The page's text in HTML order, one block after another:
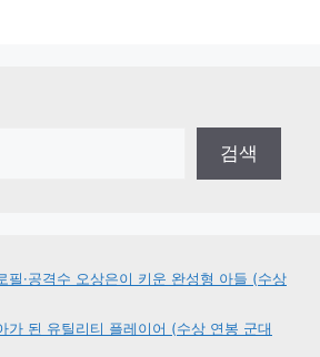
검색
필·공격수 오상은이 키운 완성형 아들 (수상
가 된 유틸리티 플레이어 (수상 연봉 군대